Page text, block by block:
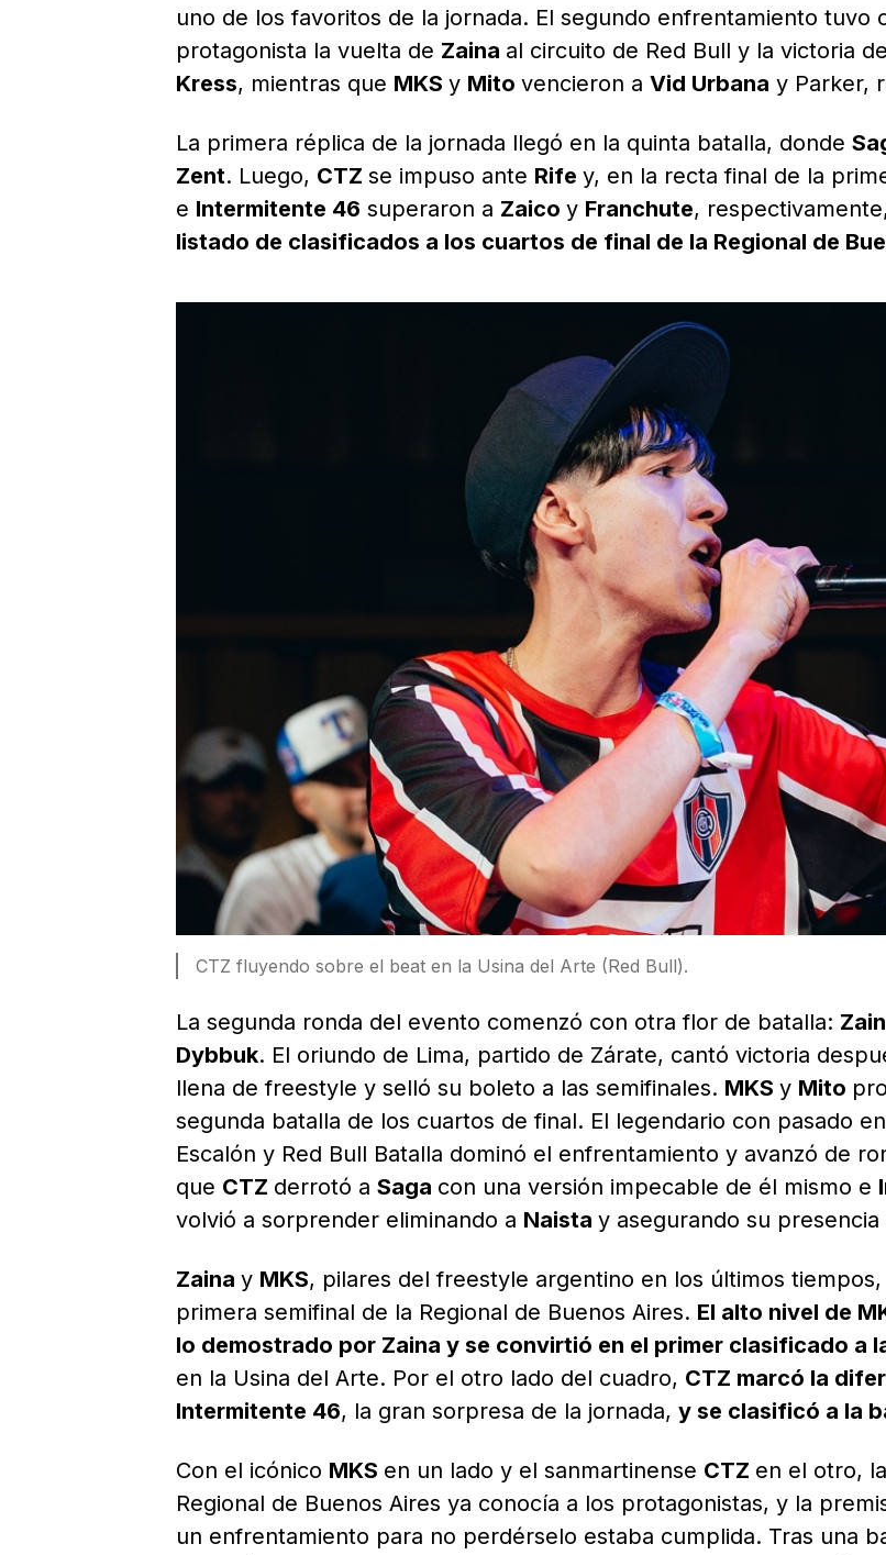
uno de los favoritos de la jornada. El segundo enfrentamiento tuvo
protagonista la vuelta de Zaina al circuito de Red Bull y la victoria
Kress, mientras que MKS y Mito vencieron a Vid Urbana y Parker,
La primera réplica de la jornada llegó en la quinta batalla, donde
Zent. Luego, CTZ se impuso ante Rife y, en la recta final de la
e Intermitente 46 superaron a Zaico y Franchute,
listado de clasificados a los cuartos de final de la Regional de
CTZ fluyendo sobre el beat en la Usina del Arte (Red Bull).
La segunda ronda del evento comenzó con otra flor de batalla:
Dybbuk. El oriundo de Lima, partido de Zárate, cantó victoria
llena de freestyle y selló su boleto a las semifinales. MKS y Mito
segunda batalla de los cuartos de final. El legendario con pasado
Escalón y Red Bull Batalla dominó el enfrentamiento y avanzó de
que CTZ derrotó a Saga con una versión impecable de él mismo e
volvió a sorprender eliminando a Naista y asegurando su presencia
Zaina y MKS, pilares del freestyle argentino en los últimos
primera semifinal de la Regional de Buenos Aires. El alto nivel de
lo demostrado por Zaina y se convirtió en el primer clasificado a
en la Usina del Arte. Por el otro lado del cuadro, CTZ marcó la
Intermitente 46, la gran sorpresa de la jornada, y se clasificó a la
Con el icónico MKS en un lado y el sanmartinense CTZ en el otro,
Regional de Buenos Aires ya conocía a los protagonistas, y la
un enfrentamiento para no perdérselo estaba cumplida. Tras una